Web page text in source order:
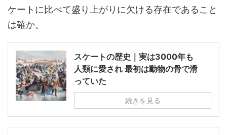
ケートに比べて盛り上がりに欠ける存在であること
は確か。
スケートの歴史｜実は3000年も
人類に愛され 最初は動物の骨で滑
っていた
続きを見る